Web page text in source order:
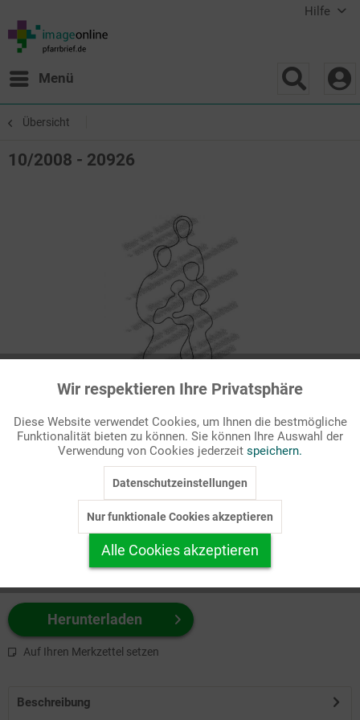
Hilfe
Menü
Übersicht
10/2008 - 20926
Passende Stichworte
Familie, Lebenskreis
zuerst Ihr Produktformat aus.
z.B. Farbe-Grafik, Schwarz-Weiß-Grafik, mit/ohne Text ...
Herunterladen
Auf Ihren Merkzettel setzen
Beschreibung
Funktionale Aktiv
Marketing Inaktiv
Personalisierung Inaktiv
Service
Wir respektieren Ihre Privatsphäre
Diese Website verwendet Cookies, um Ihnen die bestmögliche
Funktionalität bieten zu können. Sie können Ihre Auswahl der
Verwendung von Cookies jederzeit speichern.
Datenschutzeinstellungen
Nur funktionale Cookies akzeptieren
Alle Cookies akzeptieren